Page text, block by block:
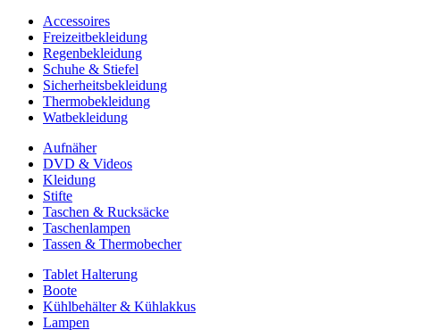
Accessoires
Freizeitbekleidung
Regenbekleidung
Schuhe & Stiefel
Sicherheitsbekleidung
Thermobekleidung
Watbekleidung
Aufnäher
DVD & Videos
Kleidung
Stifte
Taschen & Rucksäcke
Taschenlampen
Tassen & Thermobecher
Tablet Halterung
Boote
Kühlbehälter & Kühlakkus
Lampen